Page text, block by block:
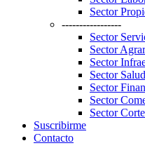
Sector
-----------------
Sector
Sector
Sector
Sector Salud
Sector
Sector
Sector
Suscribirme
Contacto